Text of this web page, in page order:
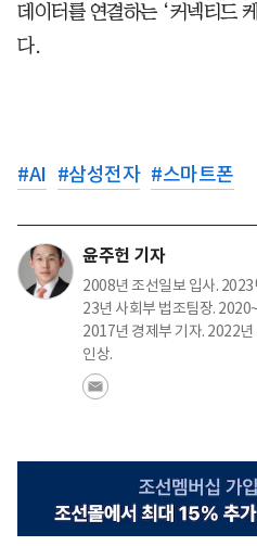
데이터를 연결하는 ‘커넥티드
다.
#AI #삼성전자 #스마트폰
윤주헌 기자
2008년 조선일보 입사.
23년 사회부 법조팀장.
2017년 경제부 기자. 2022
인상.